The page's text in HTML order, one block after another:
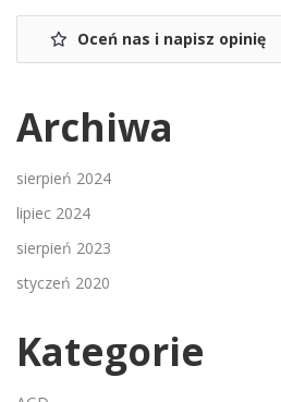
Oceń nas i napisz opinię
Archiwa
sierpień 2024
lipiec 2024
sierpień 2023
styczeń 2020
Kategorie